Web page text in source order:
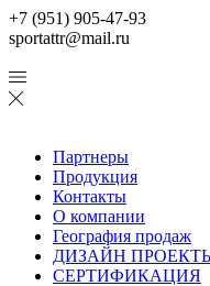
+7 (951) 905-47-93
sportattr@mail.ru
Партнеры
Продукция
Контакты
О компании
География продаж
ДИЗАЙН
СЕРТИФИКАЦИЯ